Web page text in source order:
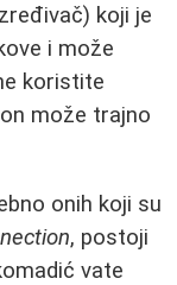
koji je
i može
koristite
može trajno
onih koji su
, postoji
vate